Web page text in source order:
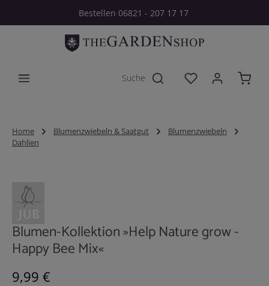
Zum Hauptinhalt springenBestellen 06821 - 207 17 17
Du hast 0
Home Blumenzwiebeln & Saatgut
Blumenzwiebeln
Dahlien
Blumen-Kollektion »Help Nature grow -
Happy Bee Mix«
Regulärer Preis:
9,99 €